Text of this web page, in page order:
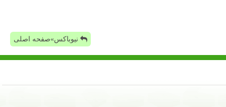
نیوباکس»صفحه اصلی